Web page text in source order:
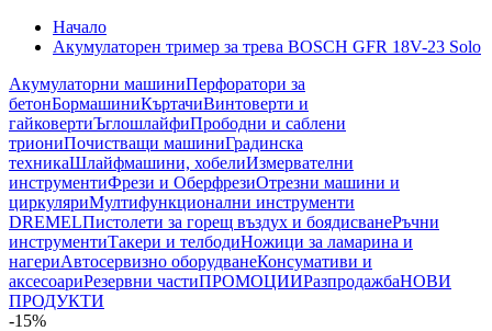
Начало
Акумулаторен тример за трева BOSCH GFR 18V-23 Solo
Акумулаторни машиниПерфоратори за
бетонБормашиниКъртачиВинтоверти и
гайковертиЪглошлайфиПрободни и саблени
триониПочистващи машиниГрадинска
техникаШлайфмашини, хобелиИзмервателни
инструментиФрези и ОберфрезиОтрезни машини и
циркуляриМултифункционални инструменти
DREMELПистолети за горещ въздух и боядисванеРъчни
инструментиТакери и телбодиНожици за ламарина и
нагериАвтосервизно оборудванеКонсумативи и
аксесоариРезервни частиПРОМОЦИИРазпродажбаНОВИ
ПРОДУКТИ
-15%